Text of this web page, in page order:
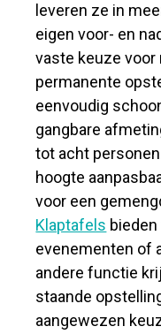
leveren ze in
eigen voor- en
vaste keuze
permanente
eenvoudig
gangbare
tot acht
hoogte
voor een
Klaptafels
evenementen of
andere functie
staande
aangewezen